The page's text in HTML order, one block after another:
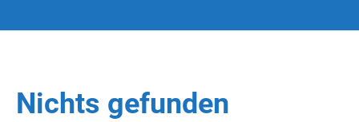
Nichts gefunden